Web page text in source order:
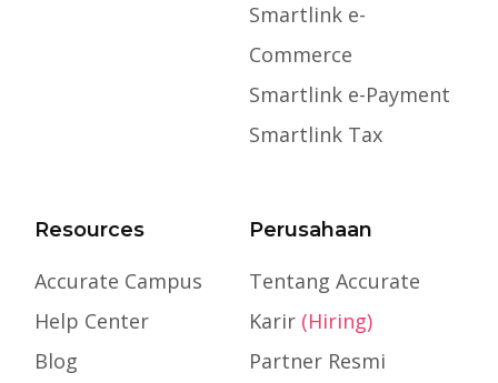
Smartlink e-
Commerce
Smartlink e-Payment
Smartlink Tax
Resources
Accurate Campus
Help Center
Blog
Perusahaan
Tentang Accurate
Karir (Hiring)
Partner Resmi